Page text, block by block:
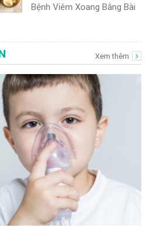
Bệnh Viêm Xoang Bằng Bài
Xem thêm